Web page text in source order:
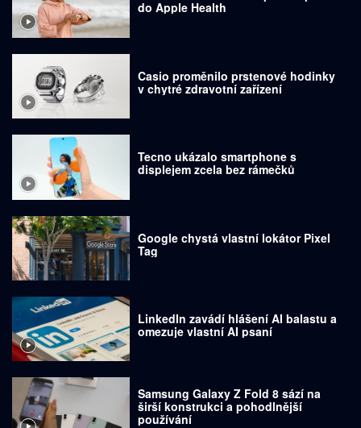
do Apple Health
Casio proměnilo prstenové hodinky
v chytré zdravotní zařízení
Tecno ukázalo smartphone s
displejem zcela bez rámečků
Google chystá vlastní lokátor Pixel
Tag
LinkedIn zavádí hlášení AI balastu a
omezuje vlastní AI psaní
Samsung Galaxy Z Fold 8 sází na
širší konstrukci a pohodlnější
používání